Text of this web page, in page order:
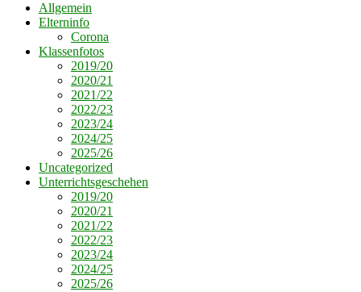
Allgemein
Elterninfo
Corona
Klassenfotos
2019/20
2020/21
2021/22
2022/23
2023/24
2024/25
2025/26
Uncategorized
Unterrichtsgeschehen
2019/20
2020/21
2021/22
2022/23
2023/24
2024/25
2025/26